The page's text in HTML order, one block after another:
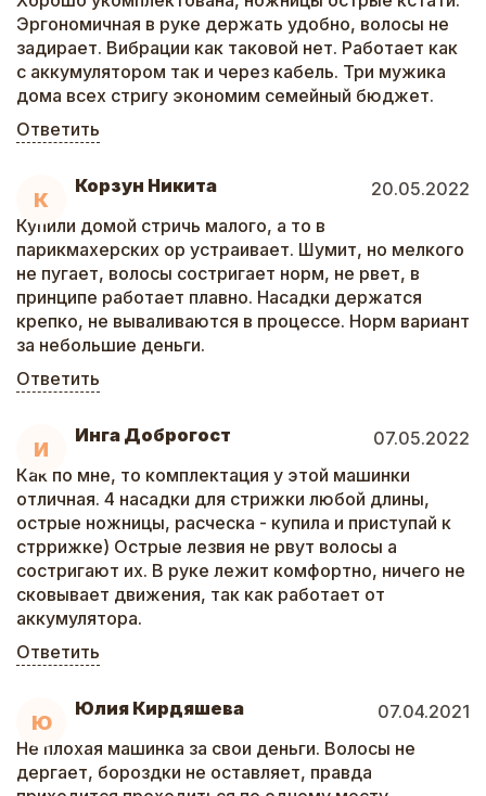
Эргономичная в руке держать удобно, волосы не
задирает. Вибрации как таковой нет. Работает как
с аккумулятором так и через кабель. Три мужика
дома всех стригу экономим семейный бюджет.
Ответить
К
Корзун Никита
20.05.2022
Купили домой стричь малого, а то в
парикмахерских ор устраивает. Шумит, но мелкого
не пугает, волосы состригает норм, не рвет, в
принципе работает плавно. Насадки держатся
крепко, не вываливаются в процессе. Норм вариант
за небольшие деньги.
Ответить
И
Инга Доброгост
07.05.2022
Как по мне, то комплектация у этой машинки
отличная. 4 насадки для стрижки любой длины,
острые ножницы, расческа - купила и приступай к
стррижке) Острые лезвия не рвут волосы а
состригают их. В руке лежит комфортно, ничего не
сковывает движения, так как работает от
аккумулятора.
Ответить
Ю
Юлия Кирдяшева
07.04.2021
Не плохая машинка за свои деньги. Волосы не
дергает, бороздки не оставляет, правда